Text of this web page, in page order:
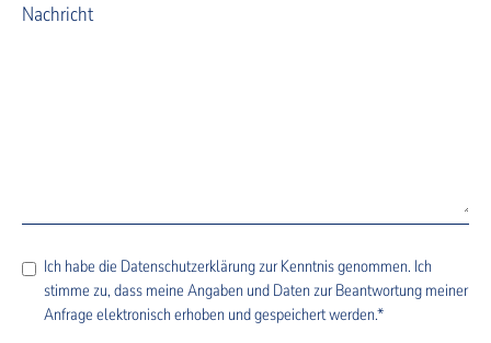
Nachricht
Ich habe die Datenschutzerklärungzur Kenntnis genommen. Ich
stimme zu, dass meine Angaben und Daten zur Beantwortung meiner
Anfrage elektronisch erhoben und gespeichert werden.*